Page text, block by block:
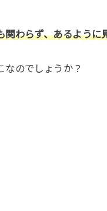
わらず、あるように
なのでしょうか？